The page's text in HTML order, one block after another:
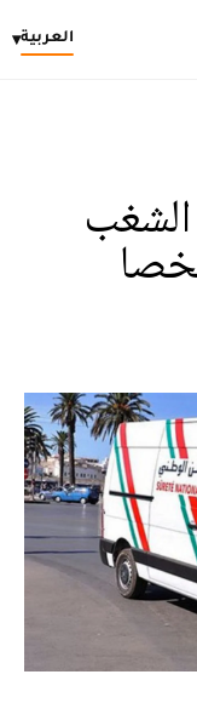
العربية▾
الشغب
88 شخصا